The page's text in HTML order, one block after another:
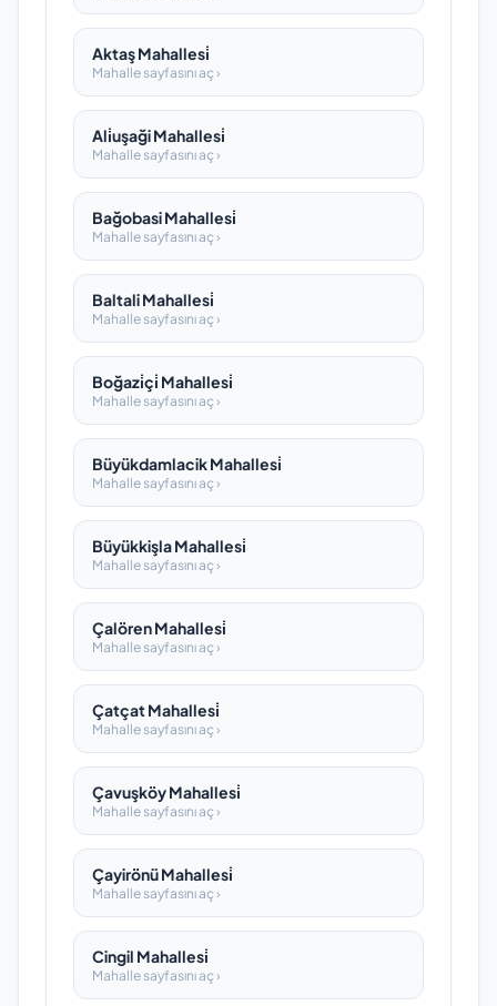
Aktaş Mahallesi̇
Mahalle sayfasını aç ›
Ali̇uşaği Mahallesi̇
Mahalle sayfasını aç ›
Bağobasi Mahallesi̇
Mahalle sayfasını aç ›
Baltali Mahallesi̇
Mahalle sayfasını aç ›
Boğazi̇çi̇ Mahallesi̇
Mahalle sayfasını aç ›
Büyükdamlacik Mahallesi̇
Mahalle sayfasını aç ›
Büyükkişla Mahallesi̇
Mahalle sayfasını aç ›
Çalören Mahallesi̇
Mahalle sayfasını aç ›
Çatçat Mahallesi̇
Mahalle sayfasını aç ›
Çavuşköy Mahallesi̇
Mahalle sayfasını aç ›
Çayirönü Mahallesi̇
Mahalle sayfasını aç ›
Cingil Mahallesi̇
Mahalle sayfasını aç ›